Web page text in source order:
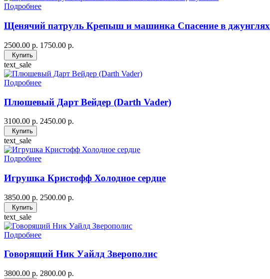
Подробнее
Щенячий патруль Крепыш и машинка Спасение в джунглях
2500.00 р. 1750.00 р.
Купить
text_sale
Подробнее
Плюшевый Дарт Вейдер (Darth Vader)
3100.00 р. 2450.00 р.
Купить
text_sale
Подробнее
Игрушка Кристофф Холодное сердце
3850.00 р. 2500.00 р.
Купить
text_sale
Подробнее
Говорящий Ник Уайлд Зверополис
3800.00 р. 2800.00 р.